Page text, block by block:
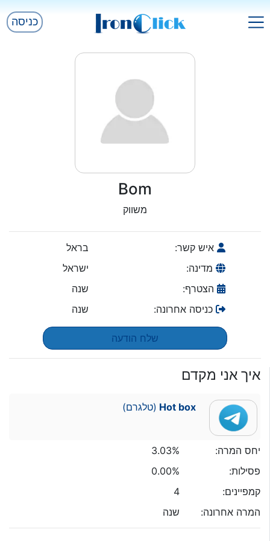
כניסה
Bom
משווק
איש קשר:
בראל
מדינה:
ישראל
הצטרף:
שנה
כניסה אחרונה:
שנה
שלח הודעה
איך אני מקדם
Hot box (טלגרם)
יחס המרה:
3.03%
פסילות:
0.00%
קמפיינים:
4
המרה אחרונה:
שנה